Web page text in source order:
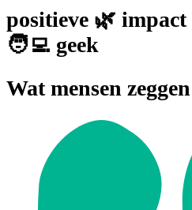
positieve 🌿 impact
🧑‍💻 geek
Wat mensen zeggen